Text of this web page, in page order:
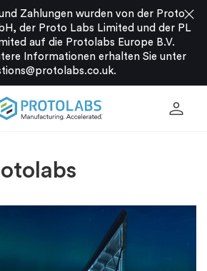
Zahlungen wurden von der Proto
der Proto Labs Limited und der PL
auf die Protolabs Europe B.V.
Informationen erhalten Sie unter
.
close
person